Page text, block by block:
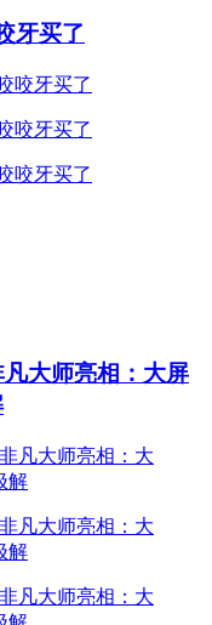
牙买了
大师亮相：大屏